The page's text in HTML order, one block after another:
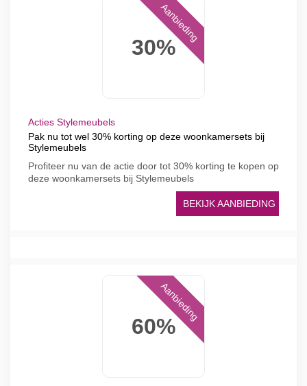
30%
Aanbieding
Acties Stylemeubels
Pak nu tot wel 30% korting op deze woonkamersets bij
Stylemeubels
Profiteer nu van de actie door tot 30% korting te kopen op
deze woonkamersets bij Stylemeubels
BEKIJK AANBIEDING
60%
Aanbieding